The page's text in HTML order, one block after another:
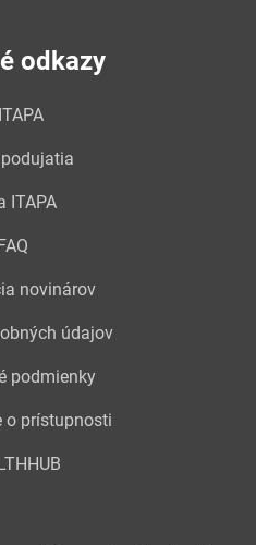
odkazy
podujatia
ITAPA
novinárov
údajov
podmienky
o prístupnosti